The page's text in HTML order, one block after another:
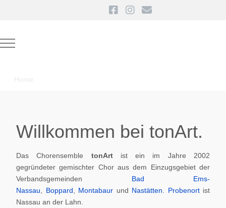
Mobile Menu Toggle
Home
Willkommen bei tonArt.
Das Chorensemble tonArt ist ein im Jahre 2002
gegründeter gemischter Chor aus dem Einzugsgebiet der
Verbandsgemeinden Bad Ems-
Nassau
Boppard Montabaur und Nastätten Probenortist
Nassau an der Lahn.